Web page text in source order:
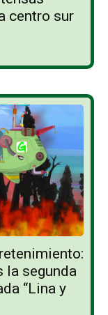
centro sur
la segunda
“Lina y